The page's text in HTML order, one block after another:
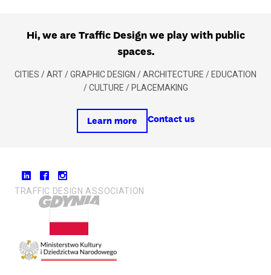
Hi, we are Traffic Design we play with public
spaces.
CITIES / ART / GRAPHIC DESIGN / ARCHITECTURE / EDUCATION
/ CULTURE / PLACEMAKING
Learn more Contact us
TRAFFIC DESIGN ASSOCIATION